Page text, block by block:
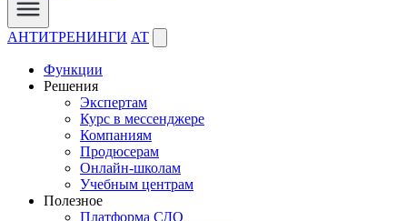
АНТИТРЕНИНГИ AT
Функции
Решения
Экспертам
Курс в мессенджере
Компаниям
Продюсерам
Онлайн-школам
Учебным центрам
Полезное
Платформа СДО